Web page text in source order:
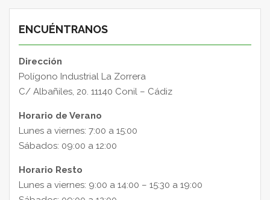
ENCUÉNTRANOS
Dirección
Polígono Industrial La Zorrera
C/ Albañiles, 20. 11140 Conil – Cádiz
Horario de Verano
Lunes a viernes: 7:00 a 15:00
Sábados: 09:00 a 12:00
Horario Resto
Lunes a viernes: 9:00 a 14:00 – 15:30 a 19:00